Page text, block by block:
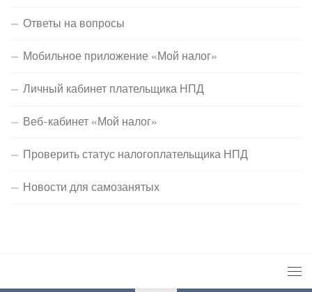
Ответы на вопросы
Мобильное приложение «Мой налог»
Личный кабинет плательщика НПД
Веб-кабинет «Мой налог»
Проверить статус налогоплательщика НПД
Новости для самозанятых